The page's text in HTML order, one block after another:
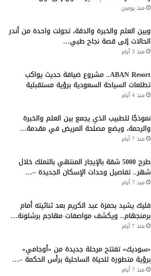
منذ يومين
وبين العلم والخبرة والدقة، تحولت واحدة من أندر
الحالات إلى قصة نجاح طبي…
منذ 3 أيام
ABAN Resort.. مشروع ضيافة حديث يواكب
تطلعات السياحة السعودية برؤية مستقبلية
منذ 4 أيام
نموذجًا للطبيب الذي يجمع بين العلم والخبرة
والرحمة، ويضع مصلحة المريض في مقدمة…
منذ 7 أيام
طرح 5000 شقة بالإيجار المنتهي بالتملك خلال
شهر.. تفاصيل وحدات الإسكان الجديدة –…
منذ 7 أيام
فليك يشيد بحمزة عبد الكريم بعد ثنائيته أمام
برمنجهام.. ويكشف مواصفات مهاجم برشلونة…
منذ 7 أيام
«سوديك» تفتتح مرحلة جديدة من «أوجامي»
برؤية متطورة للحياة الساحلية برأس الحكمة –…
منذ 7 أيام